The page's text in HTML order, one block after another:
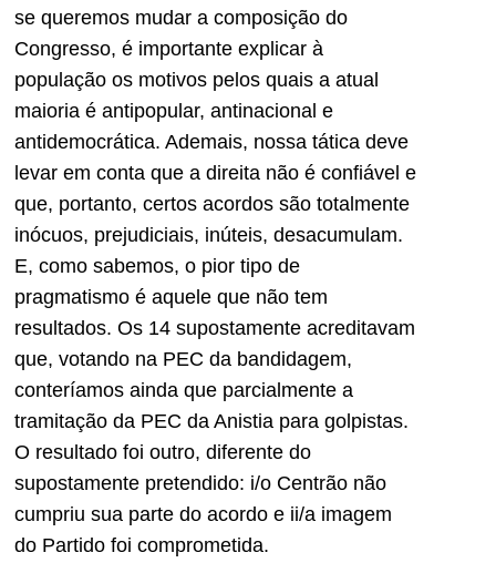
se queremos mudar a composição do
Congresso, é importante explicar à
população os motivos pelos quais a atual
maioria é antipopular, antinacional e
antidemocrática. Ademais, nossa tática deve
levar em conta que a direita não é confiável e
que, portanto, certos acordos são totalmente
inócuos, prejudiciais, inúteis, desacumulam.
E, como sabemos, o pior tipo de
pragmatismo é aquele que não tem
resultados. Os 14 supostamente acreditavam
que, votando na PEC da bandidagem,
conteríamos ainda que parcialmente a
tramitação da PEC da Anistia para golpistas.
O resultado foi outro, diferente do
supostamente pretendido: i/o Centrão não
cumpriu sua parte do acordo e ii/a imagem
do Partido foi comprometida.